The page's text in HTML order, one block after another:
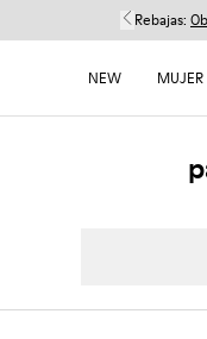
Rebajas:
NEW MUJER